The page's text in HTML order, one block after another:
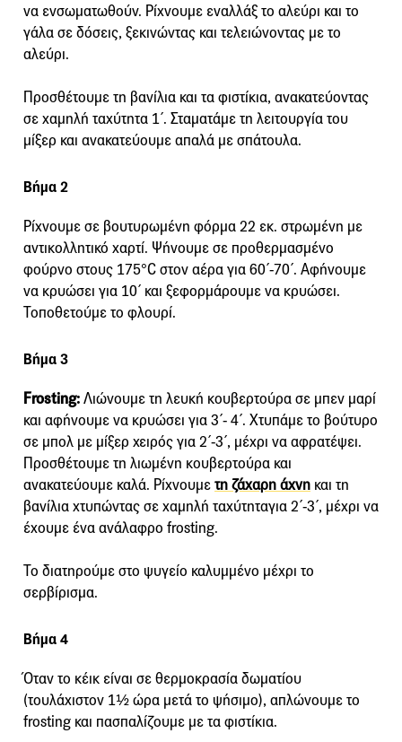
να ενσωματωθούν. Ρίχνουμε εναλλάξ το αλεύρι και το
γάλα σε δόσεις, ξεκινώντας και τελειώνοντας με το
αλεύρι.
Προσθέτουμε τη βανίλια και τα φιστίκια, ανακατεύοντας
σε χαμηλή ταχύτητα 1΄. Σταματάμε τη λειτουργία του
μίξερ και ανακατεύουμε απαλά με σπάτουλα.
Βήμα 2
Ρίχνουμε σε βουτυρωμένη φόρμα 22 εκ. στρωμένη με
αντικολλητικό χαρτί. Ψήνουμε σε προθερμασμένο
φούρνο στους 175°C στον αέρα για 60΄-70΄. Αφήνουμε
να κρυώσει για 10΄ και ξεφορμάρουμε να κρυώσει.
Τοποθετούμε το φλουρί.
Βήμα 3
Frosting:Λιώνουμε τη λευκή κουβερτούρα σε μπεν μαρί
και αφήνουμε να κρυώσει για 3΄- 4΄. Χτυπάμε το βούτυρο
σε μπολ με μίξερ χειρός για 2΄-3΄, μέχρι να αφρατέψει.
Προσθέτουμε τη λιωμένη κουβερτούρα και
ανακατεύουμε καλά. Ρίχνουμετη ζάχαρη άχνη και τη
βανίλια χτυπώντας σε χαμηλή ταχύτηταγια 2΄-3΄, μέχρι να
έχουμε ένα ανάλαφρο frosting.
Το διατηρούμε στο ψυγείο καλυμμένο μέχρι το
σερβίρισμα.
Βήμα 4
Όταν το κέικ είναι σε θερμοκρασία δωματίου
(τουλάχιστον 1½ ώρα μετά το ψήσιμο), απλώνουμε το
frosting και πασπαλίζουμε με τα φιστίκια.